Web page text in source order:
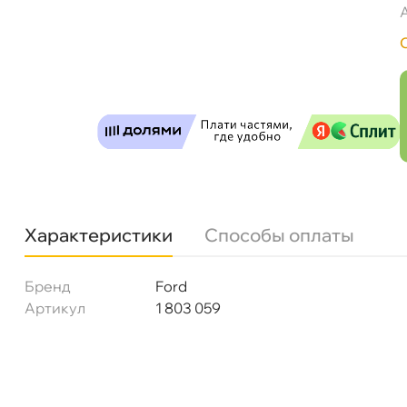
Характеристики Способы оплаты
Бренд
Ford
Артикул
1 803 059
Бесплатная
ул. Салова, д. 30
Пн-Пт 09.30 - 19.00Сб-Вс10.00 - 19.00